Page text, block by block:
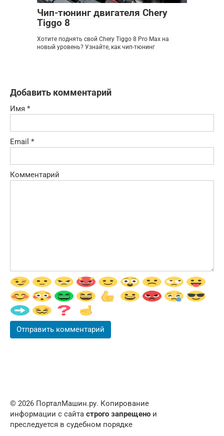
Чип-тюнинг двигателя Chery
Tiggo 8
Хотите поднять свой Chery Tiggo 8 Pro Max на
новый уровень? Узнайте, как чип-тюнинг
Добавить комментарий
Имя *
Email *
Комментарий
© 2026 ПорталМашин.ру. Копирование
информации с сайта строго запрещено и
преследуется в судебном порядке